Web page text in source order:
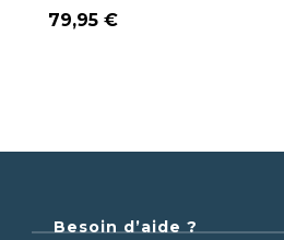
79,95 €
Besoin d’aide ?